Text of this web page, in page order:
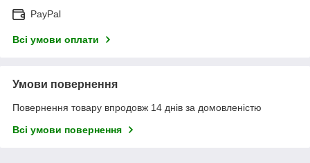
PayPal
Всі умови оплати
Умови повернення
Повернення товару впродовж 14 днів за домовленістю
Всі умови повернення